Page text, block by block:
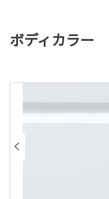
ボディカラー